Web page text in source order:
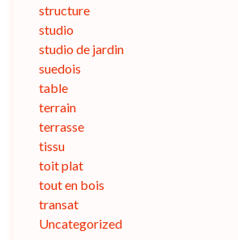
structure
studio
studio de jardin
suedois
table
terrain
terrasse
tissu
toit plat
tout en bois
transat
Uncategorized